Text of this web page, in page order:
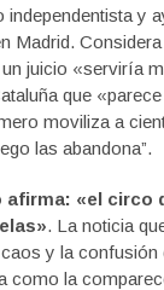
independentista y
Madrid.
juicio «serviría
que
moviliza a
las abandona”.
afirma: «el circo
. La noticia
y la confusión
como la